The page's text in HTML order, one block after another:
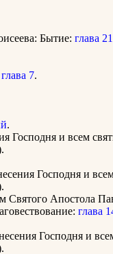
Бытие: глава 21
глава 7.
.
Господня и всем
Господня и
Святого Апостола
глава
Господня и